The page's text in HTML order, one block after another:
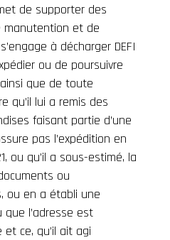
de supporter des
manutention et de
à décharger DEFI
ou de poursuivre
ainsi que de toute
qu’il lui a remis des
faisant partie d’une
pas l’expédition en
ou qu’il a sous-estimé, la
ou
ou en a établi une
l’adresse est
ce, qu’il ait agi